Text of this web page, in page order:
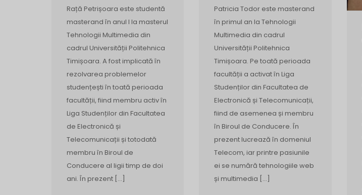
Rață Petrișoara este studentă
masterand în anul I la masterul
Tehnologii Multimedia din
cadrul Universității Politehnica
Timișoara. A fost implicată în
rezolvarea problemelor
studențești în toată perioada
facultății, fiind membru activ în
Liga Studenților din Facultatea
de Electronică și
Telecomunicații și totodată
membru în Biroul de
Conducere al ligii timp de doi
ani. În prezent […]
Patricia Todor este masterand
în primul an la Tehnologii
Multimedia din cadrul
Universității Politehnica
Timișoara. Pe toată perioada
facultății a activat în Liga
Studenților din Facultatea de
Electronică și Telecomunicații,
fiind de asemenea și membru
în Biroul de Conducere. În
prezent lucrează în domeniul
Telecom, iar printre pasiunile
ei se numără tehnologiile web
și multimedia […]